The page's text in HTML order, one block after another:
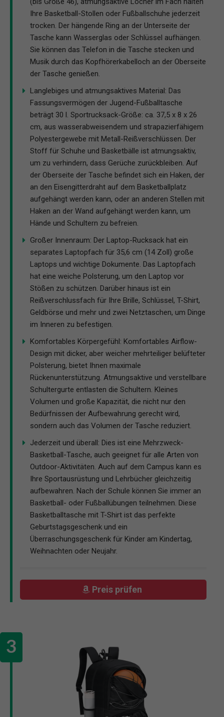
Ihre Basketball-Stollen oder Fußballschuhe jederzeit
trocken. Der hängende Ring an der Unterseite der
Tasche kann Wasserglas oder Schlüssel aufhängen.
Sie können das Telefon in die Tasche stecken und
Musik durch das Kopfhörerkabelloch an der Oberseite
der Tasche genießen.
Langlebiges und atmungsaktives Material: Das
Fassungsvermögen der Jugend-Fußballtasche
beträgt 30 l. Sportrucksack-Größe: ca. 37,5 x 8 x 26
cm, aus wasserabweisendem und strapazierfähigem
Polyestergewebe mit Metall-Reißverschlüssen. Der
Stoff für Schuhe und Basketbälle ist atmungsaktiv,
um zu verhindern, dass Gerüche zurückbleiben. Auf
der Oberseite der Tasche befindet sich ein Haken, der
an den Eisengitterdraht auf dem Basketballplatz
aufgehängt werden kann, oder an anderen Stellen mit
Haken an der Wand aufgehängt werden kann, um
Hände und Schultern zu befreien.
Großer Innenraum: Der Laptop-Rucksack hat ein
separates Laptopfach für 35,6 cm (14 Zoll) große
Laptops und wichtige Dokumente. Das Laptopfach
hat eine weiche Polsterung, um den Laptop vor
Stößen zu schützen. Darüber hinaus ist ein
Reißverschlussfach für Ihre Brille, Schlüssel, T-Shirt,
Geldbörse und mehr und zwei Netztaschen, um Dinge
im Inneren zu befestigen.
Komfortables Körpergefühl: Komfortables Airflow-
Design mit dicker, aber weicher mehrteiliger belüfteter
Polsterung, bietet Ihnen maximale
Rückenunterstützung. Atmungsaktive und verstellbare
Schultergurte entlasten die Schultern. Kleines
Volumen und große Kapazität, die nicht nur den
Bedürfnissen der Aufbewahrung gerecht wird,
sondern auch das Volumen der Tasche reduziert.
Jederzeit und überall: Dies ist eine Mehrzweck-
Basketball-Tasche, auch geeignet für alle Arten von
Outdoor-Aktivitäten. Auch auf dem Campus kann es
Ihre Sportausrüstung und Lehrbücher gleichzeitig
aufbewahren. Nach der Schule können Sie immer an
Basketball- oder Fußballübungen teilnehmen. Diese
Basketballtasche mit T-Shirt ist das perfekte
Geburtstagsgeschenk und ein
Überraschungsgeschenk für Kinder am Kindertag,
Weihnachten oder Neujahr.
Preis prüfen